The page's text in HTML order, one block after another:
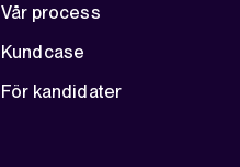
Vår process
Kundcase
För kandidater